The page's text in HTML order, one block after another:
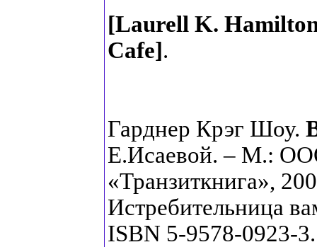
[Laurell K.
Cafe].
Гарднер Крэг Шоу.
Е.Исаевой. – М.:
«Транзиткнига»,
Истребительница
ISBN 5-9578-0923-3.